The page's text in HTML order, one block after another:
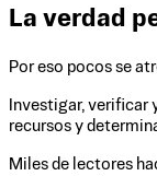
La verdad
Por eso pocos se
Investigar, verificar
recursos y
Miles de lectores